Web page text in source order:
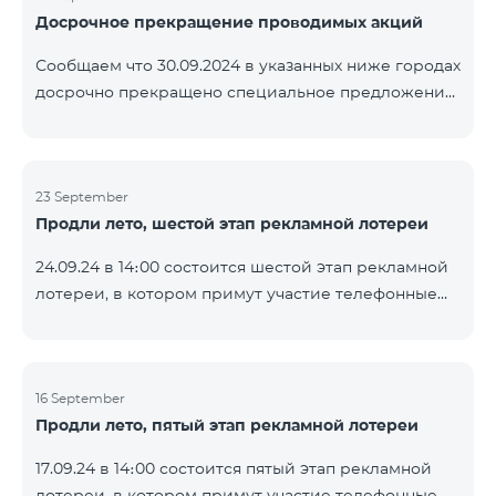
помощью генератора случайных чисел. Следите за
YouTube. Подробнее:
https://www.telecomarmenia.am/ru/B2S
Досрочное прекращение проводимых акций
Сообщаем что 30.09.2024 в указанных ниже городах
досрочно прекращено специальное предложение,
9900. Вайк Чаренцаван Ванадзор
23 September
Продли лето, шестой этап рекламной лотереи
24.09.24 в 14։00 состоится шестой этап рекламной
лотереи, в котором примут участие телефонные
Выигравшие номера телефонов будут выбраны с
помощью генератора случайных чисел. Следите за
YouTube. Подробнее:
16 September
Продли лето, пятый этап рекламной лотереи
17.09.24 в 14։00 состоится пятый этап рекламной